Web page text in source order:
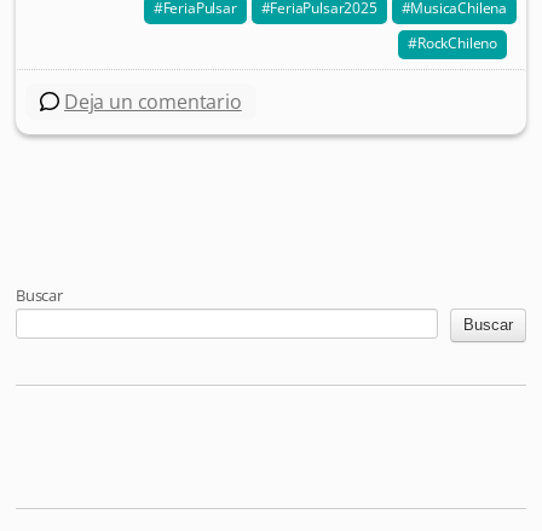
FeriaPulsar
FeriaPulsar2025
MusicaChilena
RockChileno
Deja un comentario
Buscar
Buscar